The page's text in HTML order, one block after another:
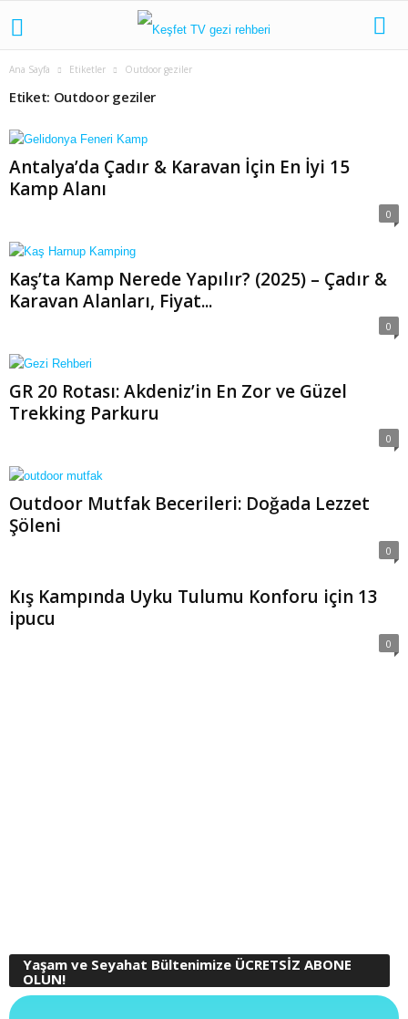
Ana Sayfa Etiketler Outdoor geziler
Etiket: Outdoor geziler
Antalya’da Çadır & Karavan İçin En İyi 15
Kamp Alanı
0
Kaş’ta Kamp Nerede Yapılır? (2025) – Çadır &
Karavan Alanları, Fiyat...
0
GR 20 Rotası: Akdeniz’in En Zor ve Güzel
Trekking Parkuru
0
Outdoor Mutfak Becerileri: Doğada Lezzet
Şöleni
0
Kış Kampında Uyku Tulumu Konforu için 13
ipucu
0
Yaşam ve Seyahat Bültenimize ÜCRETSİZ ABONE
OLUN!